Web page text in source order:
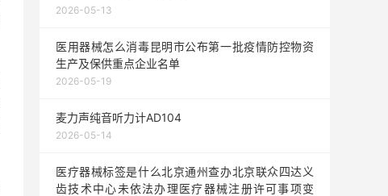
2026-05-13
医用器械怎么消毒昆明市公布第一批疫情防控物资
生产及保供重点企业名单
2026-05-19
麦力声纯音听力计AD104
2026-05-14
医疗器械标签是什么北京通州查办北京联众四达义
齿技术中心未依法办理医疗器械注册许可事项变